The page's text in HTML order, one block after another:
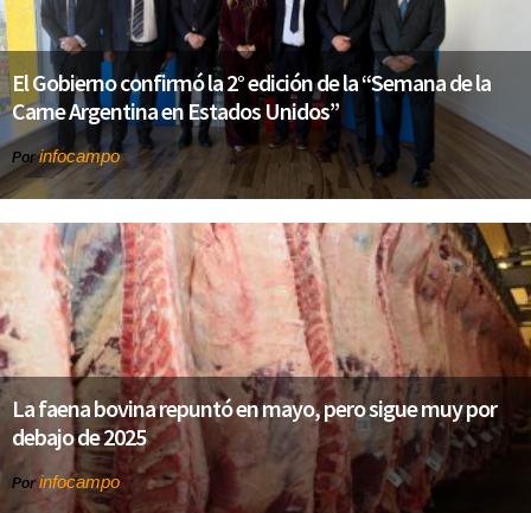
El Gobierno confirmó la 2° edición de la “Semana de la
Carne Argentina en Estados Unidos”
Porinfocampo
La faena bovina repuntó en mayo, pero sigue muy por
debajo de 2025
Por infocampo